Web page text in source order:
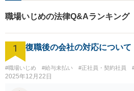
職場いじめの法律Q&Aランキング
1 復職後の会社の対応について
#職場いじめ #給与未払い #正社員・契約社員
2025年12月22日